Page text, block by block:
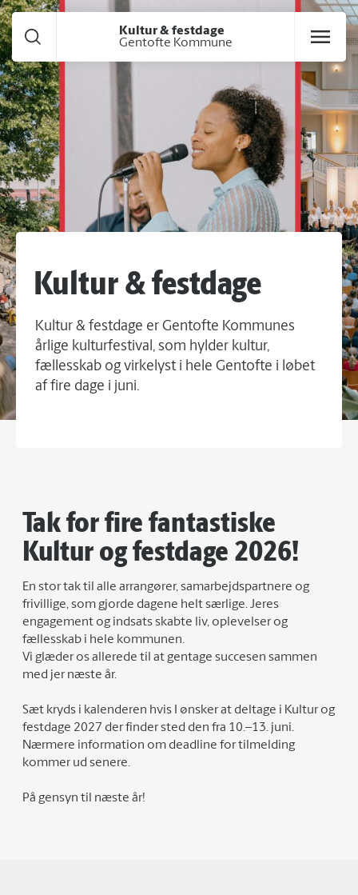
Gå til hoved indhold
Kultur & festdage
Gentofte Kommune
Kultur & festdage
Kultur & festdage er Gentofte Kommunes
årlige kulturfestival, som hylder kultur,
fællesskab og virkelyst i hele Gentofte i løbet
af fire dage i juni.
Tak for fire fantastiske
Kultur og festdage 2026!
En stor tak til alle arrangører, samarbejdspartnere og
frivillige, som gjorde dagene helt særlige. Jeres
engagement og indsats skabte liv, oplevelser og
fællesskab i hele kommunen.
Vi glæder os allerede til at gentage succesen sammen
med jer næste år.
Sæt kryds i kalenderen hvis I ønsker at deltage i Kultur og
festdage 2027 der finder sted den fra 10.–13. juni.
Nærmere information om deadline for tilmelding
kommer ud senere.
På gensyn til næste år!